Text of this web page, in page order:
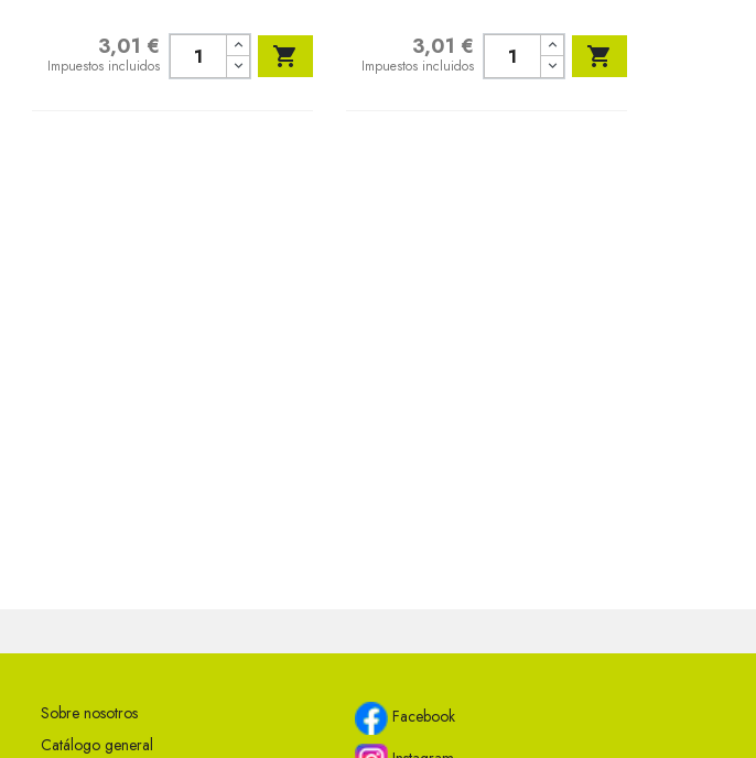
3,01 €
Impuestos incluidos  3,01 €
Impuestos incluidos 
Sobre nosotros
Catálogo general
Facebook